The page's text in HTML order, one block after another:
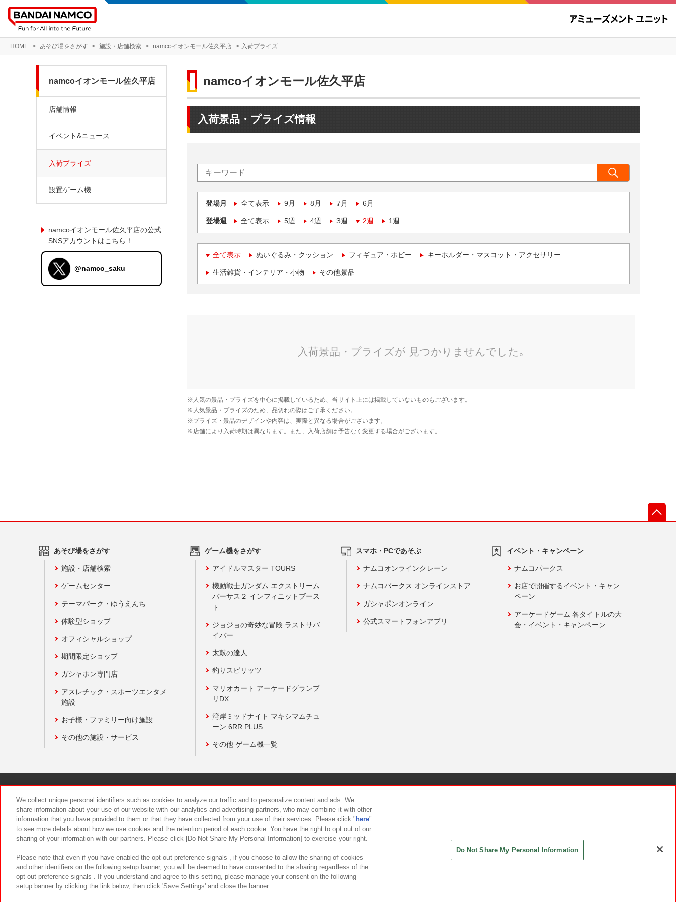
HOME あそび場をさがす 施設・店舗検索 namcoイオンモール佐久平店 入荷プライズ
namcoイオンモール佐久平店
入荷景品・プライズ情報
登場月 全て表示 9月 8月 7月 6月
登場週 全て表示 5週 4週 3週 2週 1週
全て表示 ぬいぐるみ・クッション フィギュア・ホビー キーホルダー・マスコット・アクセサリー
生活雑貨・インテリア・小物 その他景品
namcoイオンモール佐久平店
店舗情報
イベント&ニュース
入荷プライズ
設置ゲーム機
namcoイオンモール佐久平店の公式
SNSアカウントはこちら！
@namco_saku
あそび場をさがす
施設・店舗検索
ゲームセンター
テーマパーク・ゆうえんち
体験型ショップ
オフィシャルショップ
期間限定ショップ
ガシャポン専門店
アスレチック・スポーツエンタメ
施設
お子様・ファミリー向け施設
その他の施設・サービス
ゲーム機をさがす
アイドルマスター TOURS
機動戦士ガンダム エクストリーム
バーサス２ インフィニットブース
ト
ジョジョの奇妙な冒険 ラストサバ
イバー
太鼓の達人
釣りスピリッツ
マリオカート アーケードグランプ
リDX
湾岸ミッドナイト マキシマムチュ
ーン 6RR PLUS
その他 ゲーム機一覧
スマホ・PCであそぶ
ナムコオンラインクレーン
ナムコパークス オンラインストア
ガシャポンオンライン
公式スマートフォンアプリ
イベント・キャンペーン
ナムコパークス
お店で開催するイベント・キャン
ペーン
アーケードゲーム 各タイトルの大
会・イベント・キャンペーン
食品のご提供について カスタマーハラスメント対応方針
We collect unique personal identifiers such as cookies to analyze our traffic and to personalize content and ads. We
share information about your use of our website with our analytics and advertising partners, who may combine it with other
information that you have provided to them or that they have collected from your use of their services. Please click " here"
to see more details about how we use cookies and the retention period of each cookie. You have the right to opt out of our
sharing of your information with our partners. Please click [Do Not Share My Personal Information] to exercise your right.
Please note that even if you have enabled the opt-out preference signals , if you choose to allow the sharing of cookies
and other identifiers on the following setup banner, you will be deemed to have consented to the sharing regardless of the
opt-out preference signals . If you understand and agree to this setting, please manage your consent on the following
setup banner by clicking the link below, then click 'Save Settings' and close the banner.
Do Not Share My Personal Information